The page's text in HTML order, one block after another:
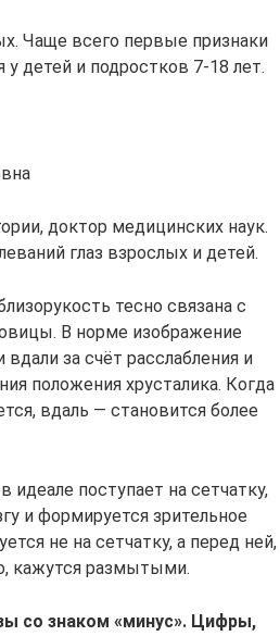
Чаще всего первые признаки
детей и подростков 7-18 лет.
доктор медицинских наук.
глаз взрослых и детей.
тесно связана с
В норме изображение
за счёт расслабления и
положения хрусталика. Когда
вдаль — становится более
идеале поступает на сетчатку,
и формируется зрительное
не на сетчатку, а перед ней,
кажутся размытыми.
со знаком «минус». Цифры,